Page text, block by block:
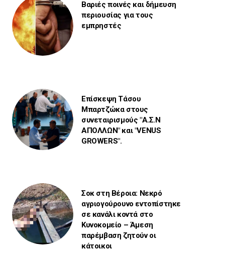
Βαριές ποινές και δήμευση
περιουσίας για τους
εμπρηστές
Επίσκεψη Τάσου
Μπαρτζώκα στους
συνεταιρισμούς "Α.Σ.Ν
ΑΠΟΛΛΩΝ" και "VENUS
GROWERS".
Σοκ στη Βέροια: Νεκρό
αγριογούρουνο εντοπίστηκε
σε κανάλι κοντά στο
Κυνοκομείο – Άμεση
παρέμβαση ζητούν οι
κάτοικοι